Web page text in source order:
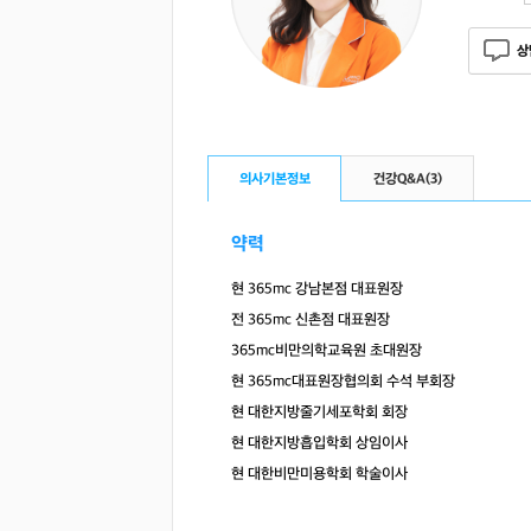
상
의사기본정보 건강Q&A(3)
약력
현 365mc 강남본점 대표원장
전 365mc 신촌점 대표원장
365mc비만의학교육원 초대원장
현 365mc대표원장협의회 수석 부회장
현 대한지방줄기세포학회 회장
현 대한지방흡입학회 상임이사
현 대한비만미용학회 학술이사